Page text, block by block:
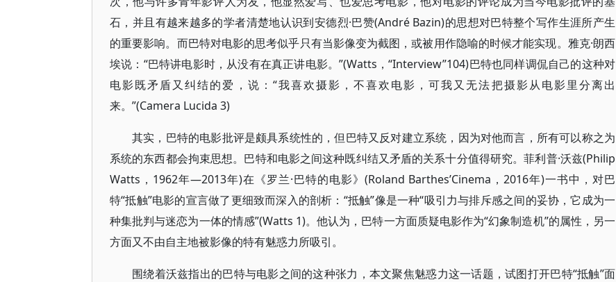
石，并且有越来越多的学者清楚地认识到安德烈·巴赞(André Bazin)的思想对巴特整个写作生涯所产生
的重要影响。而巴特对电影的思考似乎只有当影像变为截图，或被用作隐喻的时候才能实现。雅克·朗西
埃说：“巴特讲电影时，从没有在真正讲电影。”(Watts，“Interview”104)巴特也同样调侃自己的这种对
电影既矛盾又纠结的爱，说：“我喜欢摄影，不喜欢电影，可我又无法把摄影从电影里分离出
来。”(Camera Lucida 3)
其实，巴特的电影批评是颇具系统性的，但巴特又反对建立系统，因为对他而言，所有可以称之为
系统的东西都会拘束思想。巴特和电影之间这种既纠结又矛盾的关系十分值得研究。菲利普·沃兹(Philip
Watts，1962年—2013年)在《罗兰·巴特的电影》(Roland Barthes’Cinema，2016年)一书中，对巴
特“抵触”电影的宣言做了更细致而深入的剖析：“抵触”像是一种“吸引力与排斥感之间的妥协，它成为一
种集批判与迷恋为一体的情感”(Watts 1)。他认为，巴特一方面质疑电影作为“幻象制造机”的属性，另一
方面又不由自主地被影像的特有魅惑力所吸引。
围绕着沃兹指出的巴特与电影之间的这种张力，本文聚焦魅惑力这一话题，试图打开巴特“抵触”面